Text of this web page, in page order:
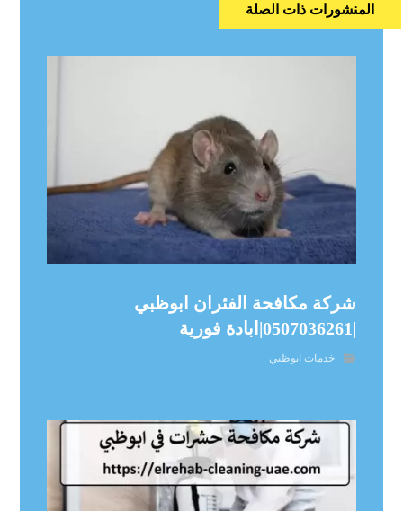
المنشورات ذات الصلة
شركة مكافحة الفئران ابوظبي
|0507036261|ابادة فورية
خدمات ابوظبي